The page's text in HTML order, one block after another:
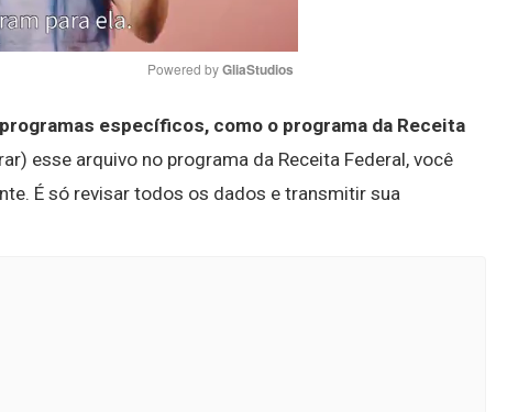
Mute
Powered by GliaStudios
específicos, como o programa da Receita
esse arquivo no programa da Receita Federal, você
É só revisar todos os dados e transmitir sua